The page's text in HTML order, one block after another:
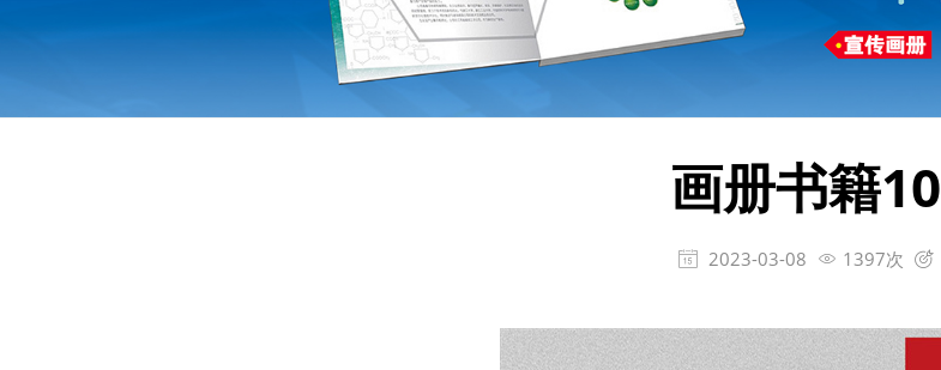
画册书籍10
 2023-03-08  1397次 